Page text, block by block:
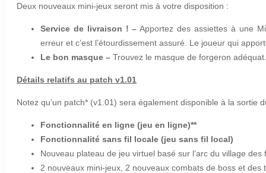
Deux nouveaux mini-jeux seront mis à votre disposition :
Service de livraison ! – Apportez des assiettes à une
erreur et c’est l’étourdissement assuré. Le joueur qui
Le bon masque – Trouvez le masque de forgeron
Détails relatifs au patch v1.01
Notez qu’un patch* (v1.01) sera également disponible à la sortie
Fonctionnalité en ligne (jeu en ligne)**
Fonctionnalité sans fil locale (jeu sans fil local)
Nouveau plateau de jeu virtuel basé sur l’arc du village des
2 nouveaux mini-jeux, 2 nouveaux combats de boss et des